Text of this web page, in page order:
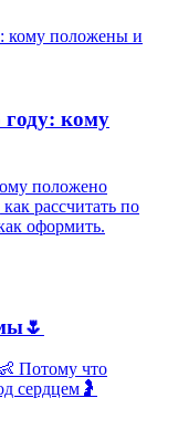
кому
положено
рассчитать по
оформить.
Потому что
сердцем🤰